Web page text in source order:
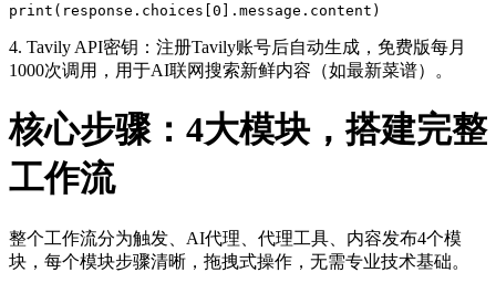
print (response.choices[ 0 ].message.content)
4. Tavily API密钥：注册Tavily账号后自动生成，免费版每月
1000次调用，用于AI联网搜索新鲜内容（如最新菜谱）。
核心步骤：4大模块，搭建完整
工作流
整个工作流分为触发、AI代理、代理工具、内容发布4个模
块，每个模块步骤清晰，拖拽式操作，无需专业技术基础。